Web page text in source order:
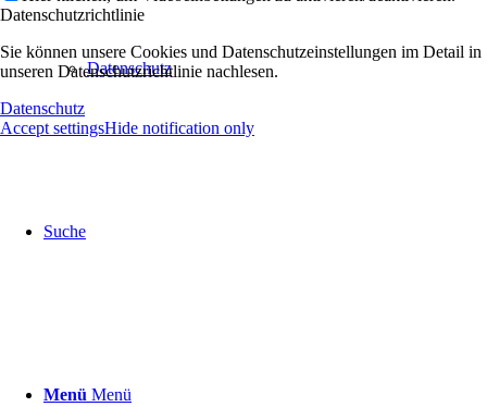
Datenschutz
Suche
Menü Menü
Datenschutzrichtlinie
Sie können unsere Cookies und Datenschutzeinstellungen im Detail in
unseren Datenschutzrichtlinie nachlesen.
Datenschutz
Accept settingsHide notification only